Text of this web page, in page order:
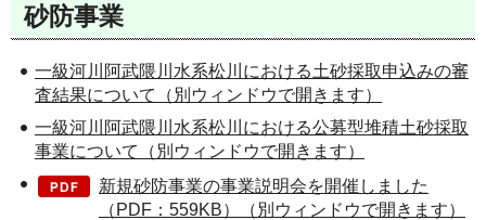
砂防事業
一級河川阿武隈川水系松川における土砂採取申込みの審
査結果について（別ウィンドウで開きます）
一級河川阿武隈川水系松川における公募型堆積土砂採取
事業について（別ウィンドウで開きます）
新規砂防事業の事業説明会を開催しました
（PDF：559KB）（別ウィンドウで開きます）